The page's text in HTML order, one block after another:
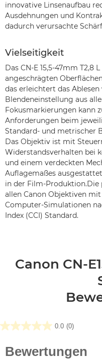
innovative Linsenaufbau
Ausdehnungen und
dadurch verursachte
Vielseitigkeit
Das CN-E 15,5-47mm T2,8
angeschrägten
das erleichtert das Ablesen
Blendeneinstellung aus
Fokusmarkierungen kann
Anforderungen beim
Standard- und metrischer
Das Objektiv ist mit
Widerstandsverhalten bei
und einem verdeckten
Auflagemaßes
in der Film-Produktion.Die
allen Canon Objektiven
Computer-Simulationen
Index (CCI) Standard.
Canon CN-
0.0 (0)
0.0